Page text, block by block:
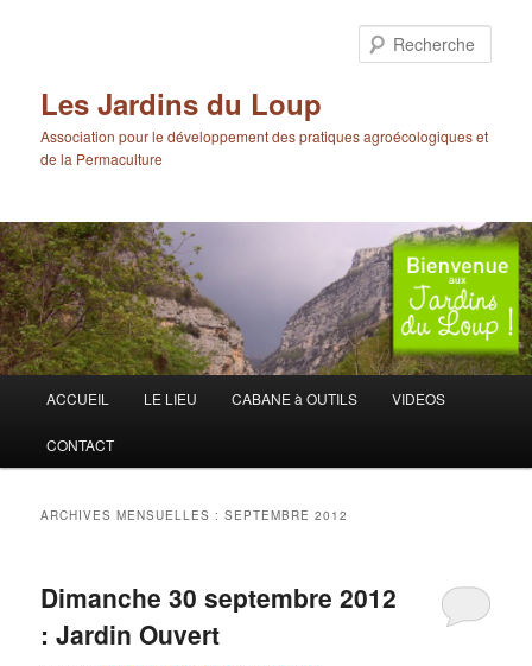
Les Jardins du Loup
Association pour le développement des pratiques agroécologiques et
de la Permaculture
principal
ACCUEIL LE LIEU CABANE à OUTILS VIDEOS
CONTACT
ARCHIVES MENSUELLES :SEPTEMBRE 2012
Dimanche 30 septembre 2012
: Jardin Ouvert